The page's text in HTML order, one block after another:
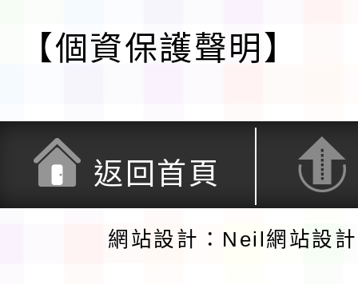
【個資保護聲明】
返回首頁
網站設計：Neil網站設